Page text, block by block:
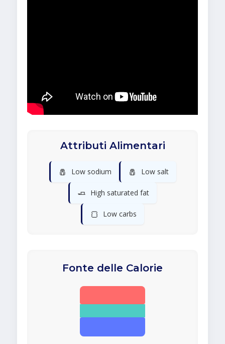
Attributi Alimentari
🧂 Low sodium 🧂 Low salt
🧈 High saturated fat
🍞 Low carbs
Fonte delle Calorie